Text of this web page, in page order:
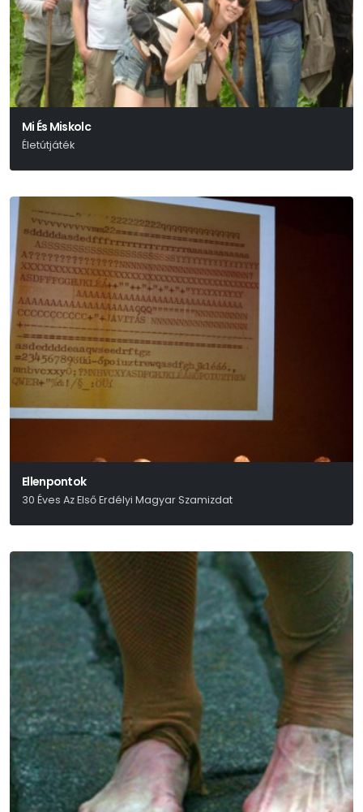
Mi És Miskolc
Életútjáték
Ellenpontok
30 Éves Az Első Erdélyi Magyar Szamizdat